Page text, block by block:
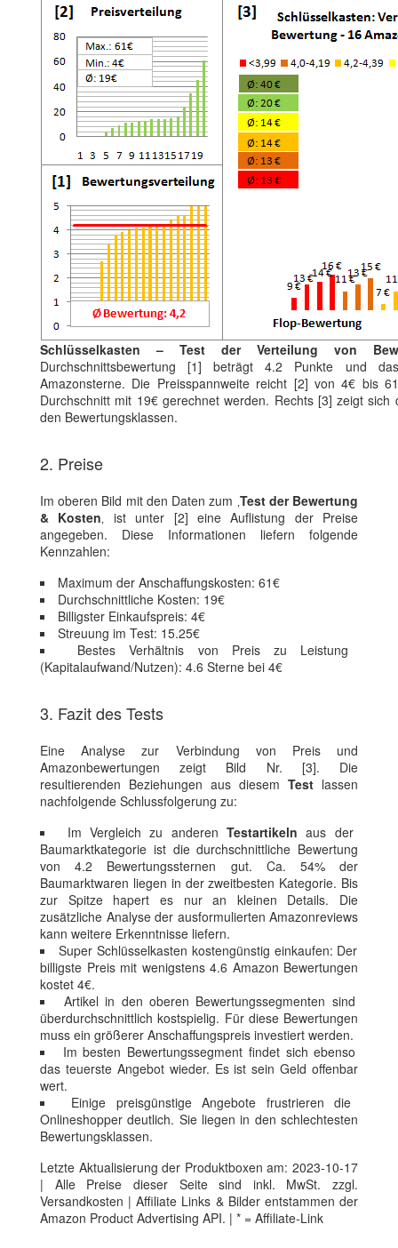
Schlüsselkasten – Test der Verteilung von
Durchschnittsbewertung [1] beträgt 4.2 Punkte und
Amazonsterne. Die Preisspannweite reicht [2] von 4€ bis
Durchschnitt mit 19€ gerechnet werden. Rechts [3] zeigt
den Bewertungsklassen.
2. Preise
Im oberen Bild mit den Daten zum ‚Test der Bewertung
& Kosten‚ ist unter [2] eine Auflistung der Preise
angegeben. Diese Informationen liefern folgende
Kennzahlen:
Maximum der Anschaffungskosten: 61€
Durchschnittliche Kosten: 19€
Billigster Einkaufspreis: 4€
Streuung im Test: 15.25€
Bestes Verhältnis von Preis zu Leistung
(Kapitalaufwand/Nutzen): 4.6 Sterne bei 4€
3. Fazit des Tests
Eine Analyse zur Verbindung von Preis und
Amazonbewertungen zeigt Bild Nr. [3]. Die
resultierenden Beziehungen aus diesem Test lassen
nachfolgende Schlussfolgerung zu:
Im Vergleich zu anderenTestartikeln aus der
Baumarktkategorie ist die durchschnittliche Bewertung
von 4.2 Bewertungssternen gut. Ca. 54% der
Baumarktwaren liegen in der zweitbesten Kategorie. Bis
zur Spitze hapert es nur an kleinen Details. Die
zusätzliche Analyse der ausformulierten Amazonreviews
kann weitere Erkenntnisse liefern.
Super Schlüsselkasten kostengünstig einkaufen: Der
billigste Preis mit wenigstens 4.6 Amazon Bewertungen
kostet 4€.
Artikel in den oberen Bewertungssegmenten sind
überdurchschnittlich kostspielig. Für diese Bewertungen
muss ein größerer Anschaffungspreis investiert werden.
Im besten Bewertungssegment findet sich ebenso
das teuerste Angebot wieder. Es ist sein Geld offenbar
wert.
Einige preisgünstige Angebote frustrieren die
Onlineshopper deutlich. Sie liegen in den schlechtesten
Bewertungsklassen.
Letzte Aktualisierung der Produktboxen am: 2023-10-17
| Alle Preise dieser Seite sind inkl. MwSt. zzgl.
Versandkosten | Affiliate Links & Bilder entstammen der
Amazon Product Advertising API. | * = Affiliate-Link